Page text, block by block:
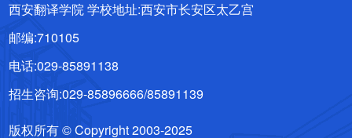
西安翻译学院 学校地址:西安市长安区太乙宫
邮编:710105
电话:029-85891138
招生咨询:029-85896666/85891139
版权所有 © Copyright 2003-2025